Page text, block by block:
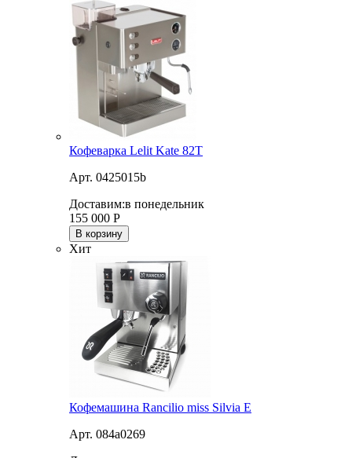
Кофеварка Lelit Kate 82T
Арт. 0425015b
Доставим:в понедельник
155 000 Р
В корзину
Хит
Кофемашина Rancilio miss Silvia E
Арт. 084a0269